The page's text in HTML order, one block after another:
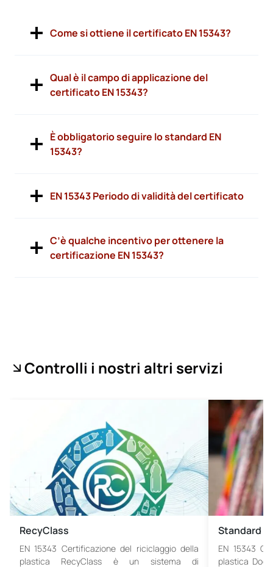
Come si ottiene il certificato EN 15343?
Qual è il campo di applicazione del
certificato EN 15343?
È obbligatorio seguire lo standard EN
15343?
EN 15343 Periodo di validità del certificato
C’è qualche incentivo per ottenere la
certificazione EN 15343?
Controlli i nostri altri servizi
RecyClass
EN 15343 Certificazione del riciclaggio della
plastica RecyClass è un sistema di
Standard
EN 15343
plastica